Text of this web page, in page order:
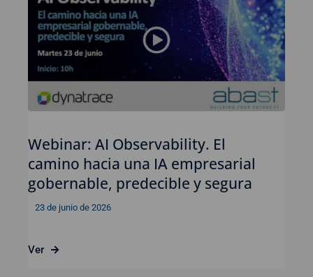
Webinar: AI Observability. El
camino hacia una IA empresarial
gobernable, predecible y segura
23 de junio de 2026
Ver